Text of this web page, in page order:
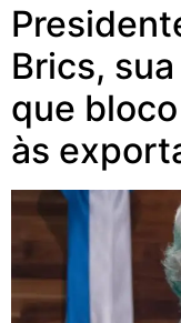
Brics,
que
às